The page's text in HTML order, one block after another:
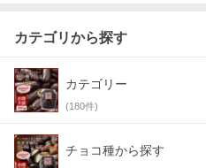
カテゴリから探す
カテゴリー
(180件)
チョコ種から探す